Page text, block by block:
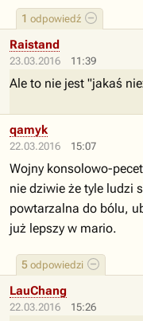
1 odpowiedź
23.03.2016 11:39
Raistand
Ale to nie jest "jakaś
22.03.2016 15:07
5 odpowiedzi
qamyk
Wojny konsolowo-
nie dziwie że tyle ludzi
powtarzalna do bólu,
już lepszy w mario.
22.03.2016 15:26
LauChang